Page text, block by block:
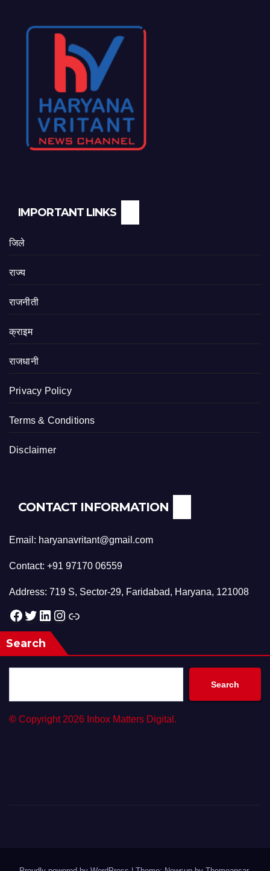
IMPORTANT LINKS
जिले
राज्य
राजनीती
क्राइम
राजधानी
Privacy Policy
Terms & Conditions
Disclaimer
CONTACT INFORMATION
Email: haryanavritant@gmail.com
Contact: +91 97170 06559
Address: 719 S, Sector-29, Faridabad, Haryana, 121008
Facebook Twitter LinkedIn Instagram Link
Search
Search
© Copyright 2026 Inbox Matters Digital.